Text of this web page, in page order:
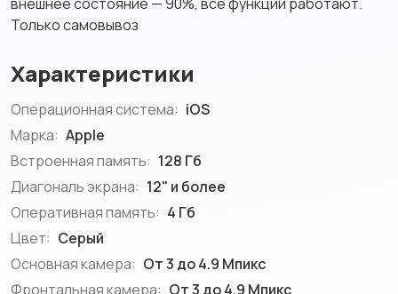
Только самовывоз
Характеристики
Операционная система: iOS
Марка: Apple
Встроенная память: 128 Гб
Диагональ экрана: 12" и более
Оперативная память: 4 Гб
Цвет: Серый
Основная камера: От 3 до 4.9 Мпикс
Фронтальная камера: От 3 до 4.9 Мпикс